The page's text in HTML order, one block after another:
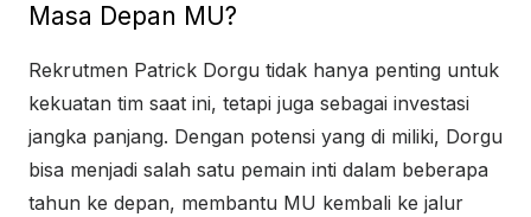
Masa Depan MU?
Rekrutmen Patrick Dorgu tidak hanya penting untuk
kekuatan tim saat ini, tetapi juga sebagai investasi
jangka panjang. Dengan potensi yang di miliki, Dorgu
bisa menjadi salah satu pemain inti dalam beberapa
tahun ke depan, membantu MU kembali ke jalur